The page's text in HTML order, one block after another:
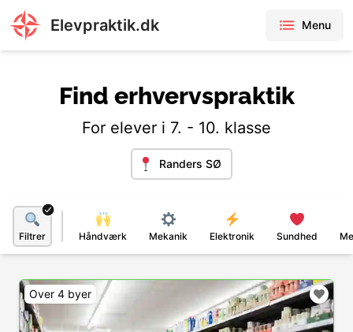
Elevpraktik.dk Menu
Find erhvervspraktik
For elever i 7. - 10. klasse
Randers SØ
Filtrer Håndværk Mekanik Elektronik Sundhed
Over 4 byer